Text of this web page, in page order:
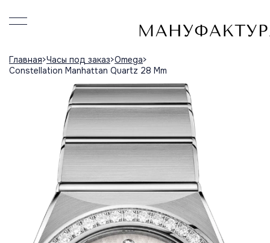
Главная Часы под заказ Omega
Constellation Manhattan Quartz 28 Mm